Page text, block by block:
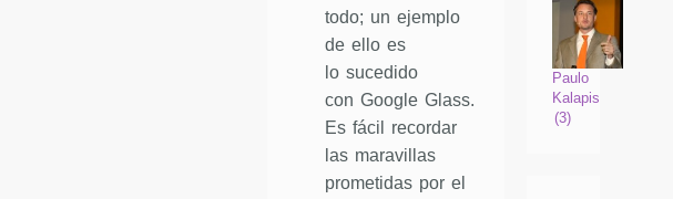
todo; un ejemplo
de ello es
lo sucedido
con Google Glass.
Es fácil recordar
las maravillas
prometidas por el
Paulo
Kalapis
(3)